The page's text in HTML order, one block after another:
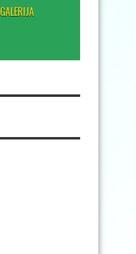
GALERIJA